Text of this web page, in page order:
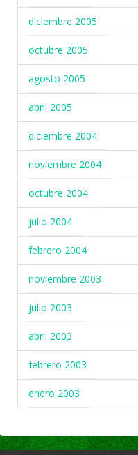
diciembre 2005
octubre 2005
agosto 2005
abril 2005
diciembre 2004
noviembre 2004
octubre 2004
julio 2004
febrero 2004
noviembre 2003
julio 2003
abril 2003
febrero 2003
enero 2003